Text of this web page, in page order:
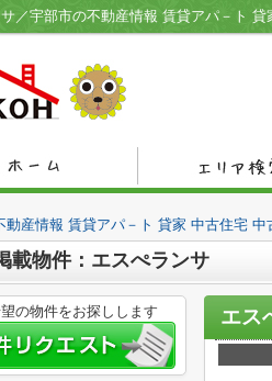
動産情報 賃貸アパ－ト 貸家 中古住宅
載物件：エスぺランサ
エス
の物件をお探しします